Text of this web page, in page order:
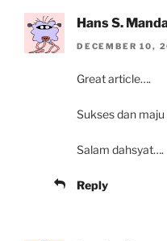
Hans S.
DECEMBER 10,
Great article….
Sukses dan
Salam dahsyat….
Reply